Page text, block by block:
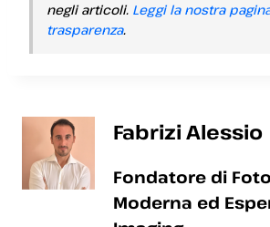
negli articoli. Leggi la nostra
trasparenza.
Fabrizi Alessio
Fondatore di
Moderna ed